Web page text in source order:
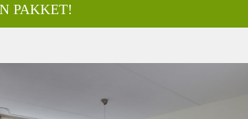
gezinnen en starters zich thuis voelen. De
scholen en sportfaciliteiten, hoef je nooit ver te
en de dichtstbijzijnde uitvalswegen zijn
Eindhoven met al haar bruisende restaurants,
PAKKET!